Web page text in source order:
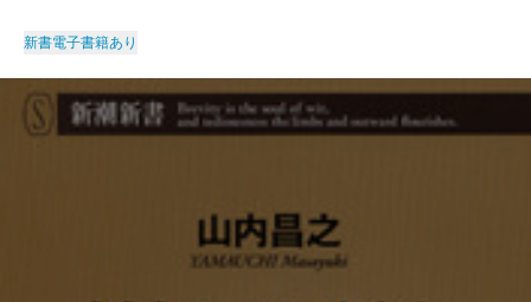
新書電子書籍あり